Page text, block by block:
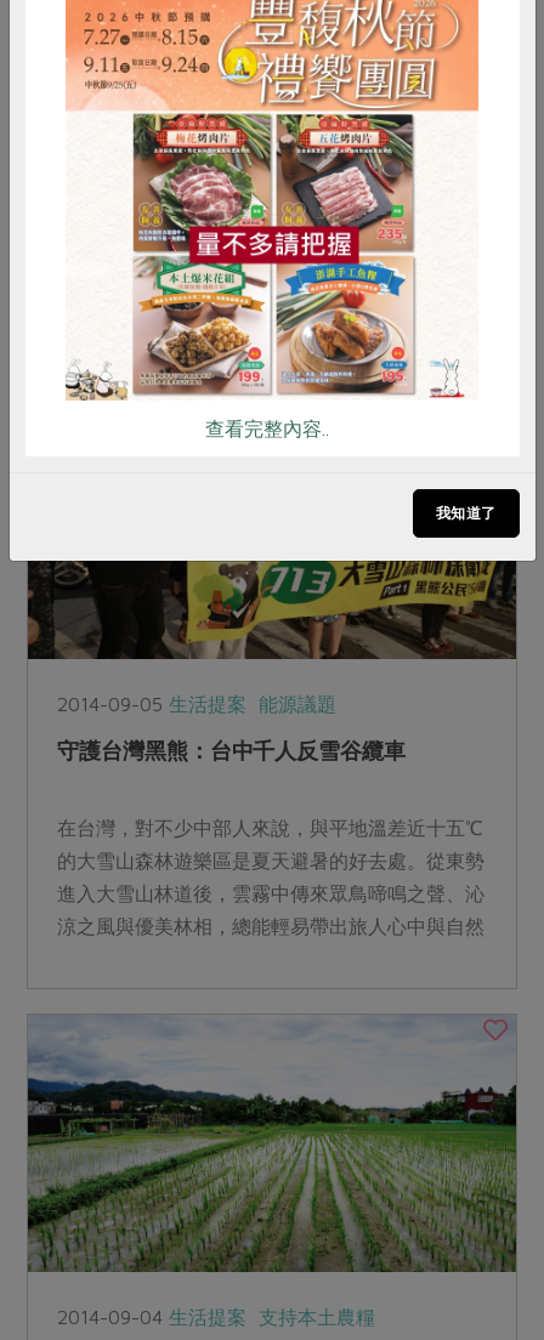
2014-10-03 生活提案
2014年10月編輯手記：餐桌上的食物小旅行
2014年10月編輯手記：餐桌上的食物小旅行...
2014-09-05生活提案 能源議題
守護台灣黑熊：台中千人反雪谷纜車
在台灣，對不少中部人來說，與平地溫差近十五℃
的大雪山森林遊樂區是夏天避暑的好去處。從東勢
進入大雪山林道後，雲霧中傳來眾鳥啼鳴之聲、沁
涼之風與優美林相，總能輕易帶出旅人心中與自然
2014-09-04生活提案 支持本土農糧
RPET 食譜 減硝酸鹽
雞蛋 食安 共同購買
查看完整內容..
我知道了